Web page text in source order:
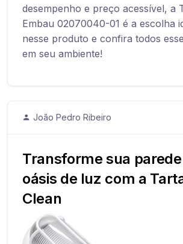
desempenho e preço acessível, a
Embau 02070040-01 é a escolha
nesse produto e confira todos
em seu ambiente!
João Pedro Ribeiro
Transforme sua
oásis de luz com a
Clean